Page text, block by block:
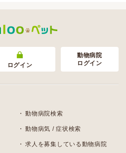
ログイン
動物病院
ログイン
動物病院検索
動物病気 / 症状検索
求人を募集している動物病院